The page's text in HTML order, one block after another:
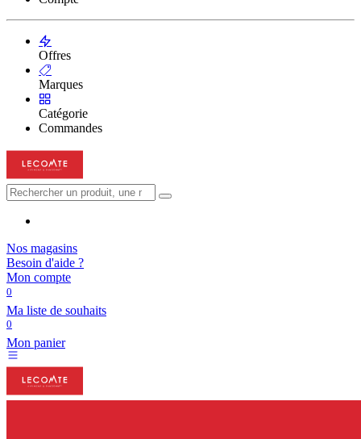
Offres
Marques
Catégorie
Commandes
Nos magasins
Besoin d'aide ?
Mon compte
0
Ma liste de souhaits
0
Mon panier